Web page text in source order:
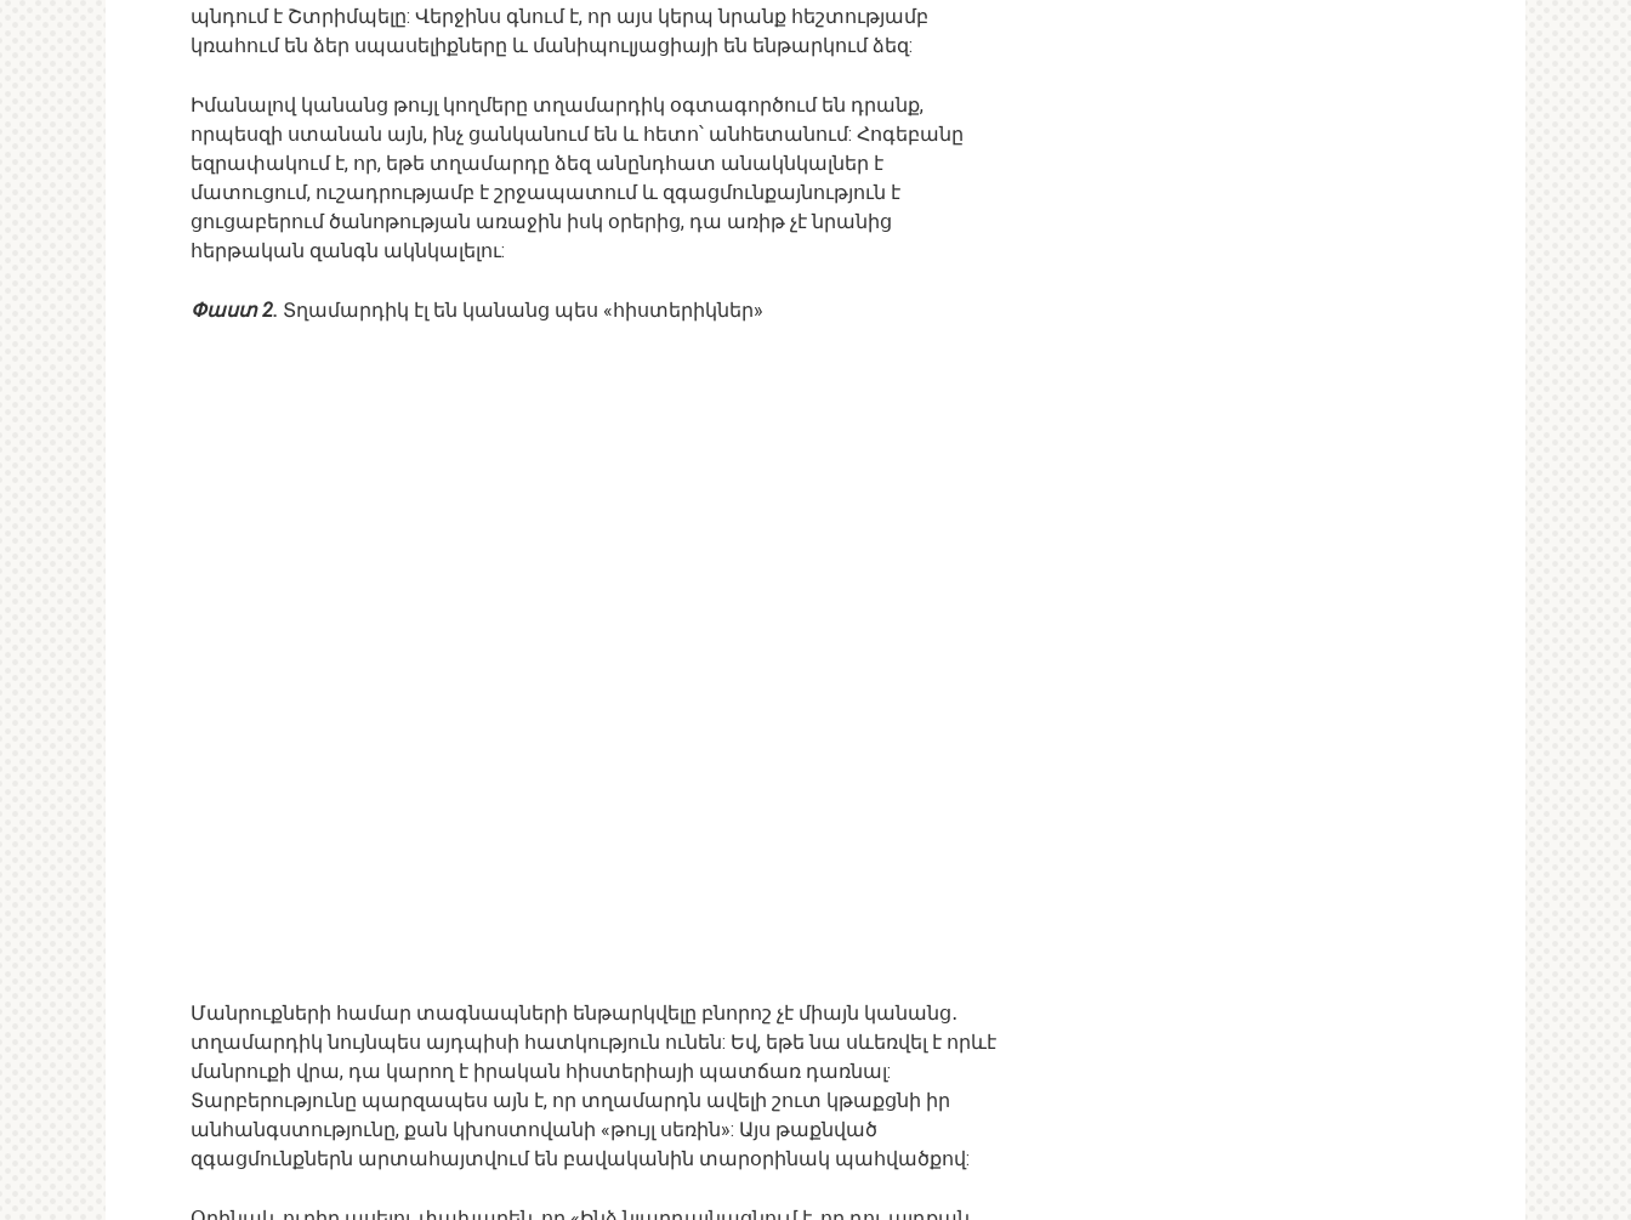
պնդում է Շտրիմպելը: Վերջինս գնում է, որ այս կերպ նրանք հեշտությամբ
կռահում են ձեր սպասելիքները և մանիպուլյացիայի են ենթարկում ձեզ:
Իմանալով կանանց թույլ կողմերը տղամարդիկ օգտագործում են դրանք,
որպեսզի ստանան այն, ինչ ցանկանում են և հետո՝ անհետանում: Հոգեբանը
եզրափակում է, որ, եթե տղամարդը ձեզ անընդհատ անակնկալներ է
մատուցում, ուշադրությամբ է շրջապատում և զգացմունքայնություն է
ցուցաբերում ծանոթության առաջին իսկ օրերից, դա առիթ չէ նրանից
հերթական զանգն ակնկալելու:
Փաստ 2. Տղամարդիկ էլ են կանանց պես «հիստերիկներ»
Մանրուքների համար տագնապների ենթարկվելը բնորոշ չէ միայն կանանց․
տղամարդիկ նույնպես այդպիսի հատկություն ունեն: Եվ, եթե նա սևեռվել է որևէ
մանրուքի վրա, դա կարող է իրական հիստերիայի պատճառ դառնալ:
Տարբերությունը պարզապես այն է, որ տղամարդն ավելի շուտ կթաքցնի իր
անհանգստությունը, քան կխոստովանի «թույլ սեռին»: Այս թաքնված
զգացմունքներն արտահայտվում են բավականին տարօրինակ պահվածքով: